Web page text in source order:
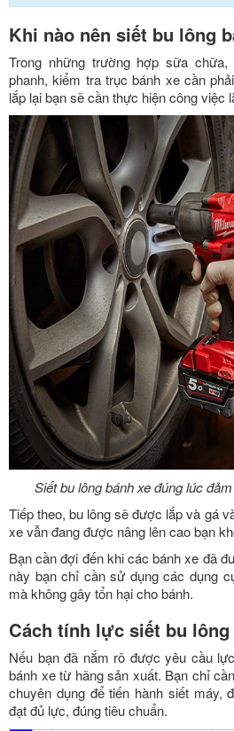
Khi nào nên siết bu lông
Trong những trường hợp sữa
phanh, kiểm tra trục bánh xe cần
lắp lại bạn sẽ cần thực hiện công việc
Siết bu lông bánh xe đúng lúc
Tiếp theo, bu lông sẽ được lắp và gá
xe vẫn đang được nâng lên cao bạn
Bạn cần đợi đến khi các bánh xe đã
này bạn chỉ cần sử dụng các dụng
mà không gây tổn hại cho bánh.
Cách tính lực siết bu lông
Nếu bạn đã nắm rõ được yêu cầu
bánh xe từ hãng sản xuất. Bạn chỉ
chuyên dụng để tiến hành siết máy,
đạt đủ lực, đúng tiêu chuẩn.